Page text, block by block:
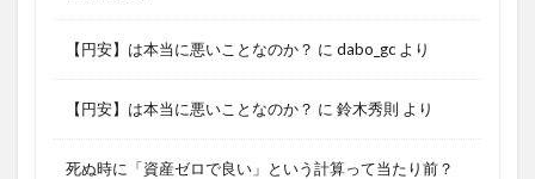
【円安】は本当に悪いことなのか？ に dabo_gc より
【円安】は本当に悪いことなのか？ に 鈴木秀則 より
死ぬ時に「資産ゼロで良い」という計算って当たり前？